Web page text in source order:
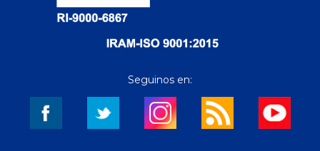
Seguinos en: